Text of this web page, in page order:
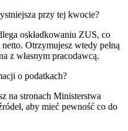
przy tej kwocie?
oskładkowaniu ZUS, co
Otrzymujesz wtedy pełną
z własnym pracodawcą.
o podatkach?
na stronach Ministerstwa
aby mieć pewność co do